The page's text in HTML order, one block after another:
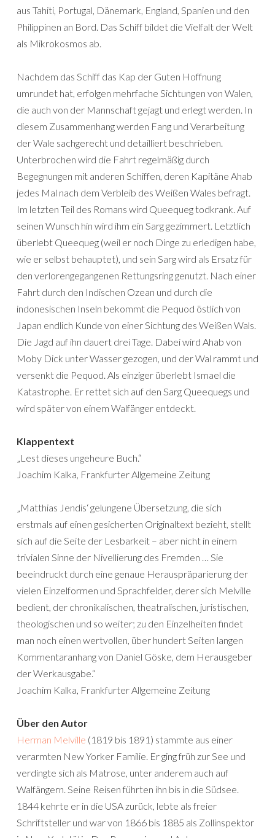
aus Tahiti, Portugal, Dänemark, England, Spanien und den
Philippinen an Bord. Das Schiff bildet die Vielfalt der Welt
als Mikrokosmos ab.
Nachdem das Schiff das Kap der Guten Hoffnung
umrundet hat, erfolgen mehrfache Sichtungen von Walen,
die auch von der Mannschaft gejagt und erlegt werden. In
diesem Zusammenhang werden Fang und Verarbeitung
der Wale sachgerecht und detailliert beschrieben.
Unterbrochen wird die Fahrt regelmäßig durch
Begegnungen mit anderen Schiffen, deren Kapitäne Ahab
jedes Mal nach dem Verbleib des Weißen Wales befragt.
Im letzten Teil des Romans wird Queequeg todkrank. Auf
seinen Wunsch hin wird ihm ein Sarg gezimmert. Letztlich
überlebt Queequeg (weil er noch Dinge zu erledigen habe,
wie er selbst behauptet), und sein Sarg wird als Ersatz für
den verlorengegangenen Rettungsring genutzt. Nach einer
Fahrt durch den Indischen Ozean und durch die
indonesischen Inseln bekommt die Pequod östlich von
Japan endlich Kunde von einer Sichtung des Weißen Wals.
Die Jagd auf ihn dauert drei Tage. Dabei wird Ahab von
Moby Dick unter Wasser gezogen, und der Wal rammt und
versenkt die Pequod. Als einziger überlebt Ismael die
Katastrophe. Er rettet sich auf den Sarg Queequegs und
wird später von einem Walfänger entdeckt.
Klappentext
„Lest dieses ungeheure Buch.“
Joachim Kalka, Frankfurter Allgemeine Zeitung
„Matthias Jendis‘ gelungene Übersetzung, die sich
erstmals auf einen gesicherten Originaltext bezieht, stellt
sich auf die Seite der Lesbarkeit – aber nicht in einem
trivialen Sinne der Nivellierung des Fremden … Sie
beeindruckt durch eine genaue Herauspräparierung der
vielen Einzelformen und Sprachfelder, derer sich Melville
bedient, der chronikalischen, theatralischen, juristischen,
theologischen und so weiter; zu den Einzelheiten findet
man noch einen wertvollen, über hundert Seiten langen
Kommentaranhang von Daniel Göske, dem Herausgeber
der Werkausgabe.“
Joachim Kalka, Frankfurter Allgemeine Zeitung
Über den Autor
Herman Melville (1819 bis 1891) stammte aus einer
verarmten New Yorker Familie. Er ging früh zur See und
verdingte sich als Matrose, unter anderem auch auf
Walfängern. Seine Reisen führten ihn bis in die Südsee.
1844 kehrte er in die USA zurück, lebte als freier
Schriftsteller und war von 1866 bis 1885 als Zollinspektor